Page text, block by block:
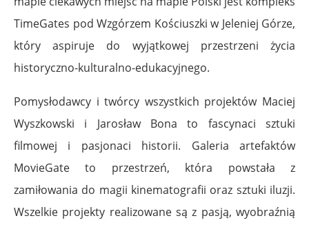
TimeGates pod Wzgórzem Kościuszki w Jeleniej Górze,
który aspiruje do wyjątkowej przestrzeni życia
historyczno-kulturalno-edukacyjnego.
Pomysłodawcy i twórcy wszystkich projektów Maciej
Wyszkowski i Jarosław Bona to fascynaci sztuki
filmowej i pasjonaci historii. Galeria artefaktów
MovieGate to przestrzeń, która powstała z
zamiłowania do magii kinematografii oraz sztuki iluzji.
Wszelkie projekty realizowane są z pasją, wyobraźnią